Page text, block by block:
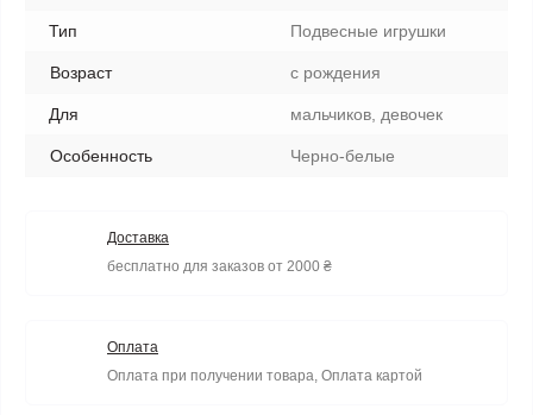
Тип Подвесные игрушки
Возраст с рождения
Для мальчиков, девочек
Особенность Черно-белые
Доставка
бесплатно для заказов от 2000 ₴
Оплата
Оплата при получении товара, Оплата картой